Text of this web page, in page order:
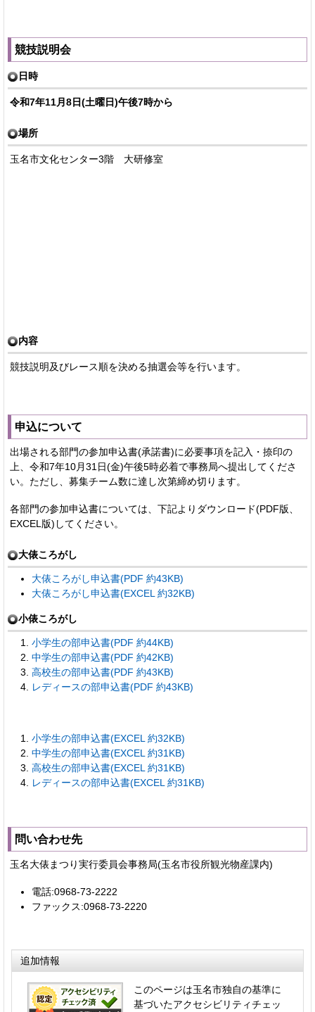
競技説明会
日時
令和7年11月8日(土曜日)午後7時から
場所
玉名市文化センター3階 大研修室
内容
競技説明及びレース順を決める抽選会等を行います。
申込について
出場される部門の参加申込書(承諾書)に必要事項を記入・捺印の
上、令和7年10月31日(金)午後5時必着で事務局へ提出してくださ
い。ただし、募集チーム数に達し次第締め切ります。
各部門の参加申込書については、下記よりダウンロード(PDF版、
EXCEL版)してください。
大俵ころがし
大俵ころがし申込書(PDF 約43KB)
大俵ころがし申込書(EXCEL 約32KB)
小俵ころがし
小学生の部申込書(PDF 約44KB)
中学生の部申込書(PDF 約42KB)
高校生の部申込書(PDF 約43KB)
レディースの部申込書(PDF 約43KB)
小学生の部申込書(EXCEL 約32KB)
中学生の部申込書(EXCEL 約31KB)
高校生の部申込書(EXCEL 約31KB)
レディースの部申込書(EXCEL 約31KB)
問い合わせ先
玉名大俵まつり実行委員会事務局(玉名市役所観光物産課内)
電話:0968-73-2222
ファックス:0968-73-2220
追加情報
このページは玉名市独自の基準に
基づいたアクセシビリティチェッ